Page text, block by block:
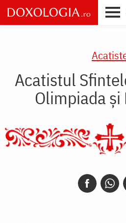
Skip
to
main
Acatistul
Olimpiada şi